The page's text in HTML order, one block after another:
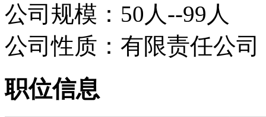
公司规模：50人--99人
公司性质：有限责任公司
职位信息